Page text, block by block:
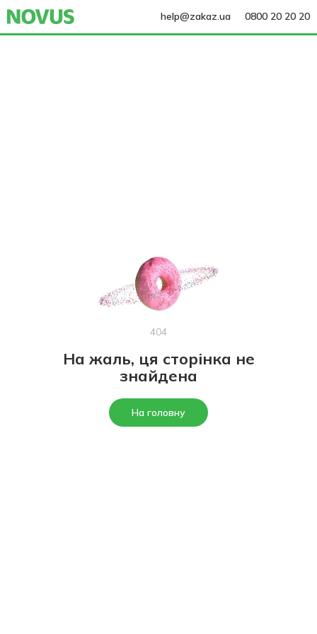
help@zakaz.ua 0800 20 20 20
404
На жаль, ця сторінка не
знайдена
На головну